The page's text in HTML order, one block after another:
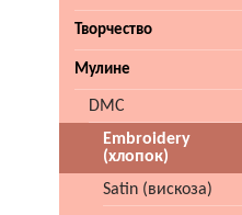
Творчество
Мулине
DMC
Embroidery
(хлопок)
Satin (вискоза)